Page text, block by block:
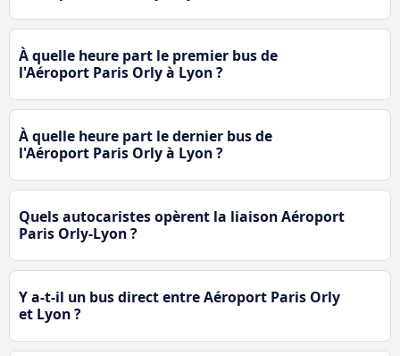
À quelle heure part le premier bus de
l'Aéroport Paris Orly à Lyon ?
À quelle heure part le dernier bus de
l'Aéroport Paris Orly à Lyon ?
Quels autocaristes opèrent la liaison Aéroport
Paris Orly-Lyon ?
Y a-t-il un bus direct entre Aéroport Paris Orly
et Lyon ?